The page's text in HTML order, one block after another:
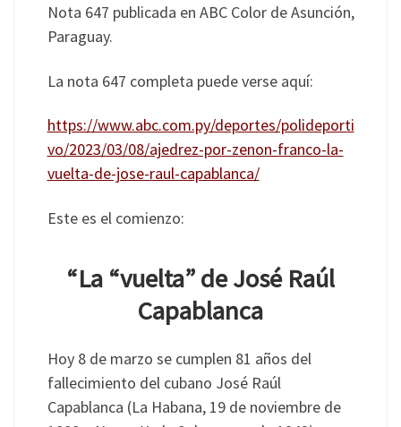
Nota 647 publicada en ABC Color de Asunción,
Paraguay.
La nota 647 completa puede verse aquí:
https://www.abc.com.py/deportes/polideporti
vo/2023/03/08/ajedrez-por-zenon-franco-la-
vuelta-de-jose-raul-capablanca/
Este es el comienzo:
“La “vuelta” de José Raúl
Capablanca
Hoy 8 de marzo se cumplen 81 años del
fallecimiento del cubano José Raúl
Capablanca (La Habana, 19 de noviembre de